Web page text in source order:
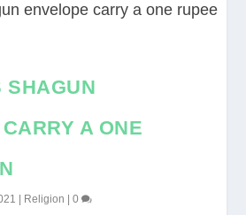
SHAGUN
A ONE
Religion |0